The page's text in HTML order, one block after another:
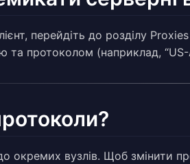
перейдіть до розділу
та протоколом (наприклад, “US-
окремих вузлів. Щоб змінити